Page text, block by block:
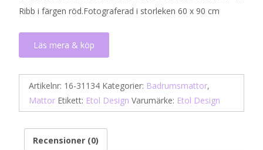
Ribb i färgen röd.Fotograferad i storleken 60 x 90 cm
Läs mera & köp
Artikelnr: 16-31134 Kategorier: Badrumsmattor,
Mattor Etikett: Etol Design Varumärke: Etol Design
Recensioner (0)